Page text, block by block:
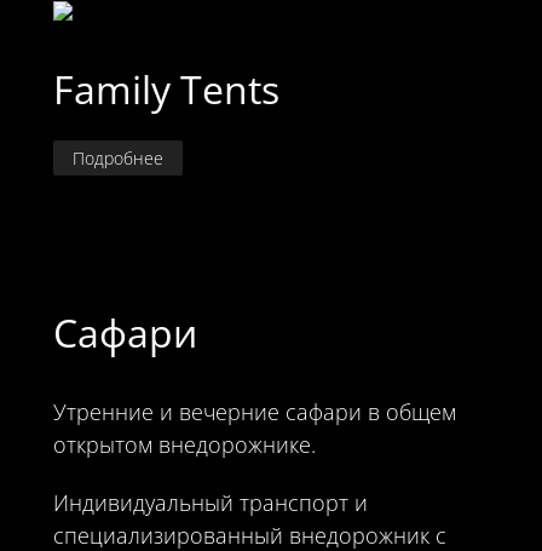
Family Tents
Подробнее
Сафари
Утренние и вечерние сафари в общем
открытом внедорожнике.
Индивидуальный транспорт и
специализированный внедорожник с